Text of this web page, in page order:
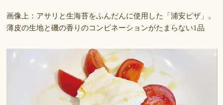
画像上：アサリと生海苔をふんだんに使用した「浦安ピザ」。
薄皮の生地と磯の香りのコンビネーションがたまらない1品